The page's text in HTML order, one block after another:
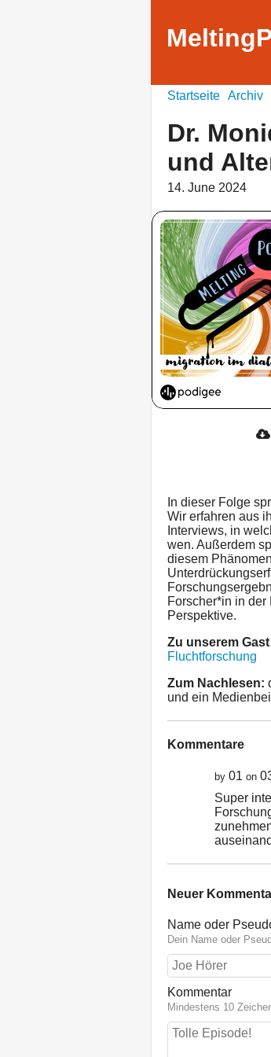
Startseite Archiv
Dr.
und
14. June 2024
In dieser Folge
Wir erfahren aus
Interviews, in
wen. Außerdem
diesem
Forscher*in in
Perspektive.
Zu unserem Gast
Fluchtforschung
Zum Nachlesen:
und ein
Kommentare
by 01 on
Super
Neuer
Name oder
Dein Name oder
Kommentar
Mindestens 10